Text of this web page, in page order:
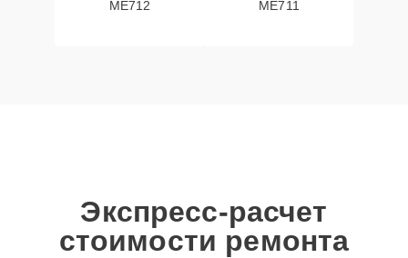
ME712
ME711
Экспресс-расчет
стоимости ремонта